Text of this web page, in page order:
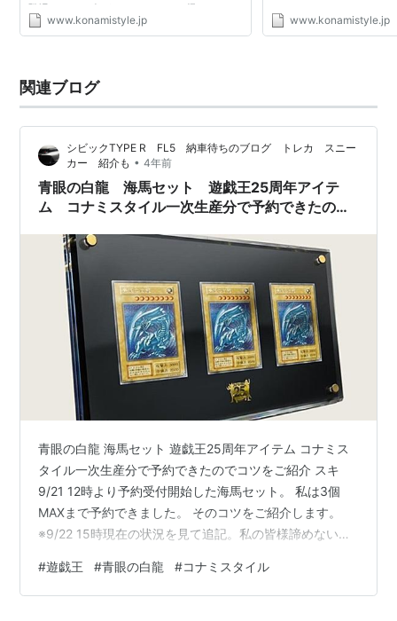
登場！ あの3人がアナタのもとに帰ってきま
す！ コナミスタイルでは、特別仕様の「ニン
www.konamistyle.jp www.konamistyle.jp
関連ブログ
シビックTYPE R FL5 納車待ちのブログ トレカ スニー
カー 紹介も • 4年前
青眼の白龍 海馬セット 遊戯王25周年アイテ
ム コナミスタイル一次生産分で予約できたので
青眼の白龍 海馬セット 遊戯王25周年アイテム コナミス
タイル一次生産分で予約できたのでコツをご紹介 スキ
9/21 12時より予約受付開始した海馬セット。 私は3個
MAXまで予約できました。 そのコツをご紹介します。
※9/22 15時現在の状況を見て追記。私の皆様諦めないで
ない。一つのタブに集中して更新してトライして下さ
い。友人は隣で複数タブで挑戦してどのタブも混み合っ
#遊戯王 #青眼の白龍 #コナミスタイル